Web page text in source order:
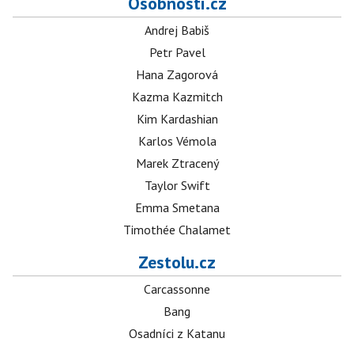
Andrej Babiš
Petr Pavel
Hana Zagorová
Kazma Kazmitch
Kim Kardashian
Karlos Vémola
Marek Ztracený
Taylor Swift
Emma Smetana
Timothée Chalamet
Zestolu.cz
Carcassonne
Bang
Osadníci z Katanu